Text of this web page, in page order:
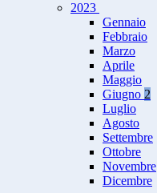
2023
Gennaio
Febbraio
Marzo
Aprile
Maggio
Giugno 2
Luglio
Agosto
Settembre
Ottobre
Novembre
Dicembre